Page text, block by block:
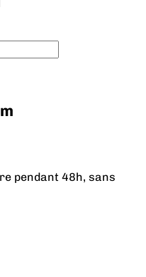
pendant 48h, sans